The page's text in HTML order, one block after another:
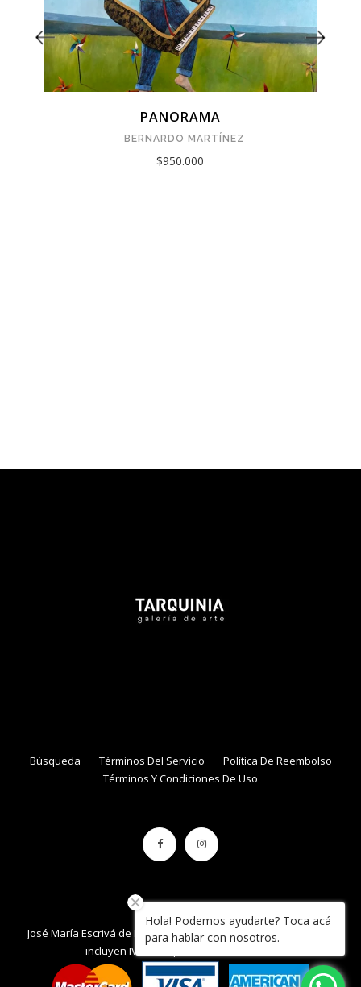
PANORAMA
BERNARDO MARTÍNEZ
$950.000
Búsqueda Términos Del Servicio
Política De Reembolso
Términos Y Condiciones De Uso
José María Escrivá de Balaguer 861, local 34 , Con Con. / Precios
incluyen IVA / Tarquinia.cl / 2020 / Chile.
Hola! Podemos ayudarte? Toca acá
para hablar con nosotros.